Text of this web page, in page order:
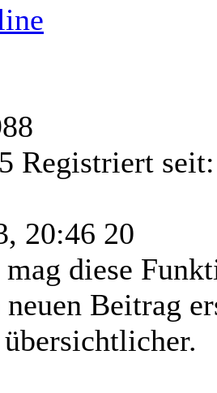
Registriert
20:46 20
diese
neuen Beitrag